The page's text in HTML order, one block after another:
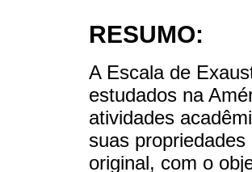
RESUMO:
A Escala de
estudados na
atividades
suas
original, com o